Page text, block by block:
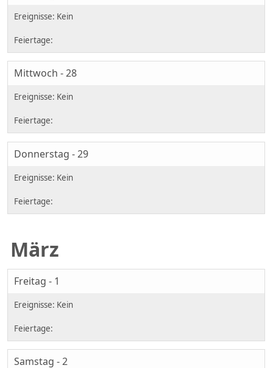
Mittwoch - 28
Donnerstag - 29
März
Freitag - 1
Samstag - 2